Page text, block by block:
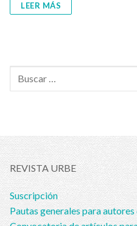
LEER MÁS
Buscar:
REVISTA URBE
Suscripción
Pautas generales para